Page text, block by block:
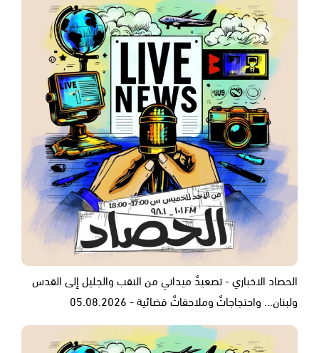
الحصاد الاخباري - تصعيدٌ ميداني من النقب والجليل إلى القدس
ولبنان... واحتجاجاتٌ وملاحقاتٌ قضائية - 05.08.2026